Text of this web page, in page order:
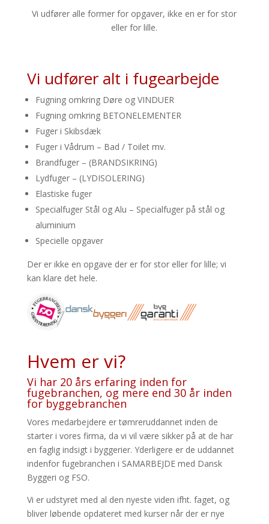
Vi udfører alle former for opgaver, ikke en er for stor
eller for lille.
Vi udfører alt i fugearbejde
Fugning omkring Døre og VINDUER
Fugning omkring BETONELEMENTER
Fuger i Skibsdæk
Fuger i Vådrum – Bad / Toilet mv.
Brandfuger – (BRANDSIKRING)
Lydfuger – (LYDISOLERING)
Elastiske fuger
Specialfuger Stål og Alu – Specialfuger på stål og
aluminium
Specielle opgaver
Der er ikke en opgave der er for stor eller for lille; vi
kan klare det hele.
Hvem er vi?
Vi har 20 års erfaring inden for
fugebranchen, og mere end 30 år inden
for byggebranchen
Vores medarbejdere er tømreruddannet inden de
starter i vores firma, da vi vil være sikker på at de har
en faglig indsigt i byggerier. Yderligere er de uddannet
indenfor fugebranchen i SAMARBEJDE med Dansk
Byggeri og FSO.
Vi er udstyret med al den nyeste viden ifht. faget, og
bliver løbende opdateret med kurser når der er nye